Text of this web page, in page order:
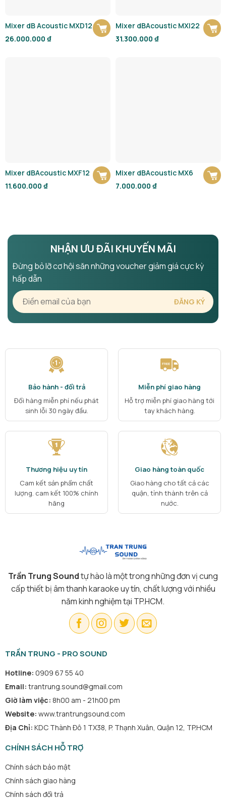
Mixer dB Acoustic MXD12
26.000.000 ₫
Mixer dBAcoustic MXI22
31.300.000 ₫
Mixer dBAcoustic MXF12
11.600.000 ₫
Mixer dBAcoustic MX6
7.000.000 ₫
NHẬN ƯU ĐÃI KHUYẾN MÃI
Đừng bỏ lỡ cơ hội săn những voucher giảm giá cực kỳ
hấp dẫn
Bảo hành - đổi trả
Đổi hàng miễn phí nếu phát
sinh lỗi 30 ngày đầu.
Miễn phí giao hàng
Hỗ trợ miễn phí giao hàng tới
tay khách hàng.
Thương hiệu uy tín
Cam kết sản phẩm chất
lượng. cam kết 100% chính
hãng
Giao hàng toàn quốc
Giao hàng cho tất cả các
quận, tỉnh thành trên cả
nước.
Trần Trung Soundtự hào là một trong những đơn vị cung
cấp thiết bị âm thanh karaoke uy tín, chất lượng với nhiều
năm kinh nghiệm tại TP.HCM.
TRẦN TRUNG - PRO SOUND
Hotline: 0909 67 55 40
Email: trantrung.sound@gmail.com
Giờ làm việc: 8h00 am - 21h00 pm
Website: www.trantrungsound.com
Địa Chỉ: KDC Thành Đô 1 TX38, P. Thạnh Xuân, Quận 12, TP.HCM
CHÍNH SÁCH HỖ TRỢ
Chính sách bảo mật
Chính sách giao hàng
Chính sách đổi trả